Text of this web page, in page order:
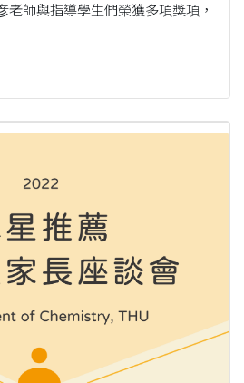
老師與指導學生們榮獲多項獎項，